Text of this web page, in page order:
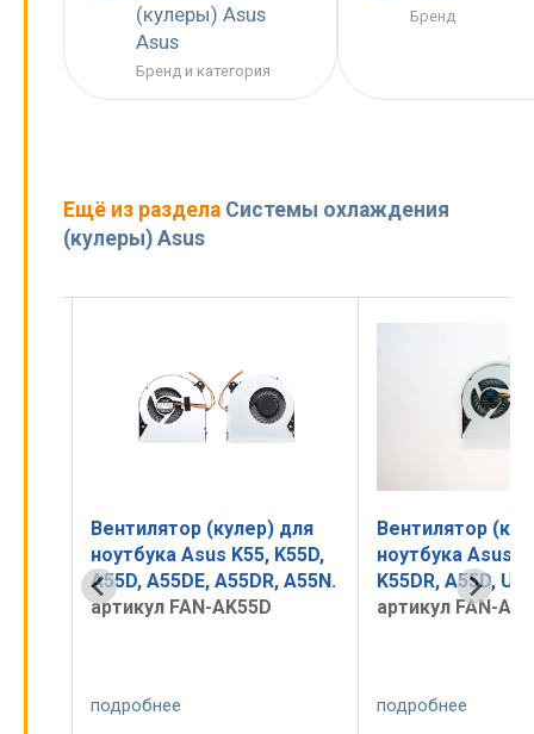
(кулеры) Asus
Asus
Бренд и категория
Бренд
Ещё из раздела Системы охлаждения
(кулеры) Asus
Вентилятор (кулер) для
ноутбука Asus K55, K55D,
A55D, A55DE, A55DR, A55N.
артикул FAN-AK55D
подробнее
Вентилятор
ноутбука Asus
K55DR, A55D,
артикул FAN-
подробнее